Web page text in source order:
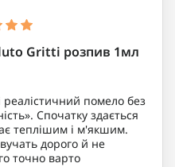
Gritti розпив 1мл
помело без
Спочатку здається
теплішим і м'якшим.
дорого й не
точно варто